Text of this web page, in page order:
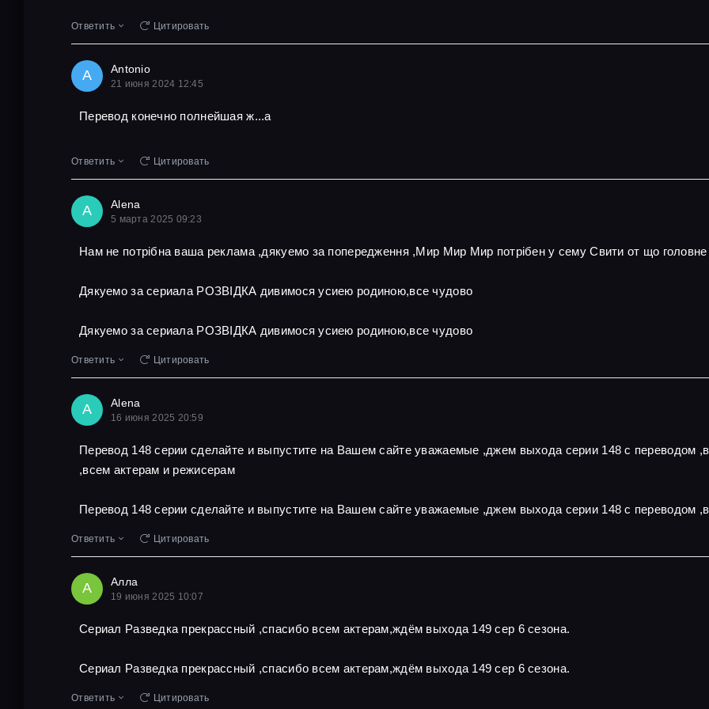
Ответить Цитировать
A Antonio
21 июня 2024 12:45
Перевод конечно полнейшая ж...а
Ответить Цитировать
A Alena
5 марта 2025 09:23
Нам не потрібна ваша реклама ,дякуемо за попередження ,Мир Мир Мир потрібен у сему Свити от що головне
Дякуемо за сериала РОЗВІДКА дивимося усиею родиною,все чудово
Дякуемо за сериала РОЗВІДКА дивимося усиею родиною,все чудово
Ответить Цитировать
A Alena
16 июня 2025 20:59
Перевод 148 серии сделайте и выпустите на Вашем сайте уважаемые ,джем выхода серии 148 с переводом
,всем актерам и режисерам
Перевод 148 серии сделайте и выпустите на Вашем сайте уважаемые ,джем выхода серии 148 с переводом
Ответить Цитировать
А Алла
19 июня 2025 10:07
Сериал Разведка прекрассный ,спасибо всем актерам,ждём выхода 149 сер 6 сезона.
Сериал Разведка прекрассный ,спасибо всем актерам,ждём выхода 149 сер 6 сезона.
Ответить Цитировать